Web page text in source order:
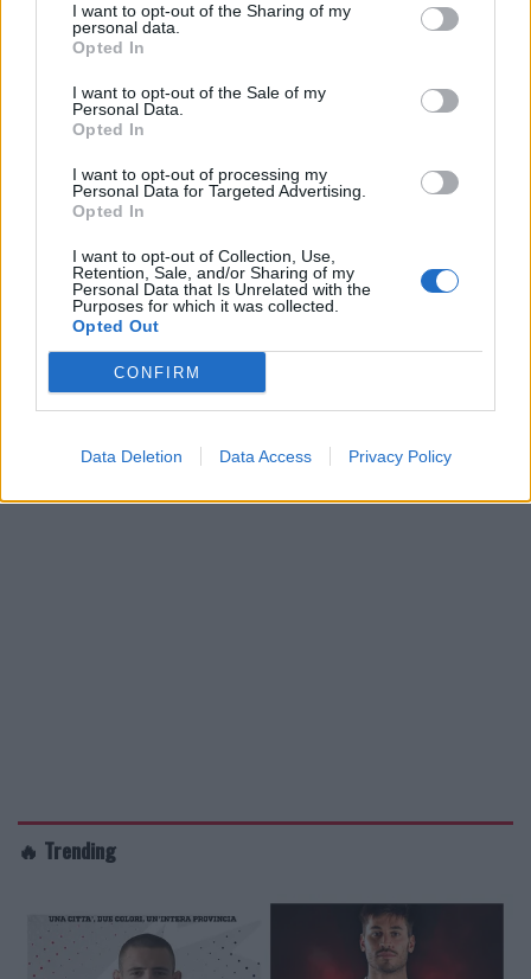
I want to opt-out of the Sharing of my
personal data.
Opted In
I want to opt-out of the Sale of my
Personal Data.
Opted In
I want to opt-out of processing my
Personal Data for Targeted Advertising.
Opted In
I want to opt-out of Collection, Use,
Retention, Sale, and/or Sharing of my
Personal Data that Is Unrelated with the
Purposes for which it was collected.
Opted Out
CONFIRM
Data Deletion Data Access Privacy Policy
🔥 Trending